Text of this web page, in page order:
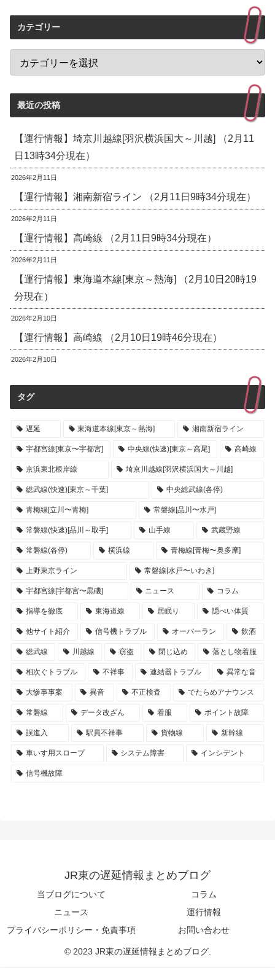
カテゴリー
最近の投稿
【運行情報】埼京川越線[羽沢横浜国大～川越] （2月11
日13時34分現在）
2026年2月11日
【運行情報】湘南新宿ライン （2月11日9時34分現在）
2026年2月11日
【運行情報】高崎線 （2月11日9時34分現在）
2026年2月11日
【運行情報】東海道本線[東京～熱海] （2月10日20時19
分現在）
2026年2月10日
【運行情報】高崎線 （2月10日19時46分現在）
2026年2月10日
タグ
遅延 東海道本線[東京～熱海] 湘南新宿ライン
宇都宮線[東京〜宇都宮] 中央線(快速)[東京～高尾] 高崎線
京浜東北根岸線 埼京川越線[羽沢横浜国大～川越]
総武線(快速)[東京～千葉] 中央総武線(各停)
青梅線[立川〜青梅] 常磐線[品川〜水戸]
常磐線(快速)[品川～取手] 山手線 武蔵野線
常磐線(各停) 横浜線 青梅線[青梅〜奥多摩]
上野東京ライン 常磐線[水戸〜いわき]
宇都宮線[宇都宮〜黒磯] ニュース コラム
指導を徹底 東海道線 居眠り 隠ぺい体質
他サイト紹介 信号機トラブル オーバーラン 飲酒
総武線 川越線 窃盗 閉じ込め 落とし物着服
相次ぐトラブル 不祥事 連結器トラブル 異常な音
大惨事事案 異音 不正検査 でたらめアナウンス
常磐線 データ改ざん 着服 ポイント故障
誤進入 駅員不祥事 貨物線 新幹線
車いす用スロープ システム障害 インシデント
信号機故障
JR東の遅延情報まとめブログ
当ブログについて
コラム
ニュース
運行情報
プライバシーポリシー・免責事項
お問い合わせ
© 2023 JR東の遅延情報まとめブログ.